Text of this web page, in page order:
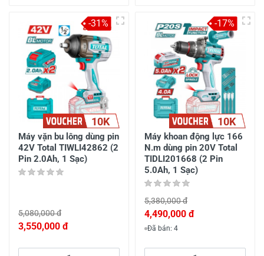
10K
Máy vặn bu lông dùng pin
42V Total TIWLI42862 (2
Pin 2.0Ah, 1 Sạc)
5,080,000 đ
3,550,000 đ
-31%
10K
Máy khoan động lực 166
N.m dùng pin 20V Total
TIDLI201668 (2 Pin
5.0Ah, 1 Sạc)
5,380,000 đ
4,490,000 đ
Đã bán: 4
-17%